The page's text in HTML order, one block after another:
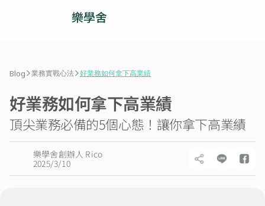
樂學舍
部落格
業務團隊
營運團隊
Blog>業務實戰心法>好業務如何拿下高業績
好業務如何拿下高業績
頂尖業務必備的5個心態！讓你拿下高業績
樂學舍創辦人 Rico
2025/3/10